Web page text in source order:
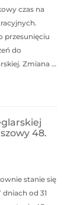
czas na
przesunięciu
do
Zmiana …
48.
stanie się
od 31